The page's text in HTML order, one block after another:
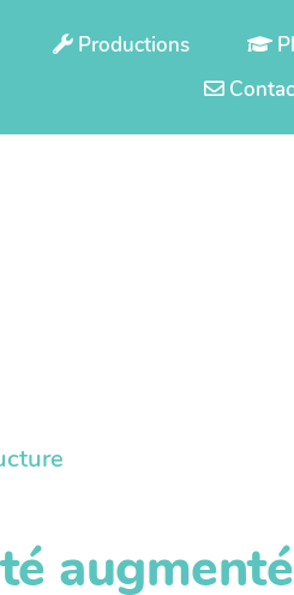
Productions